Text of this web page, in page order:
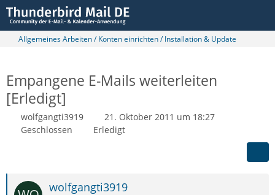
Allgemeines Arbeiten / Konten einrichten / Installation & Update
Empangene E-Mails weiterleiten
[Erledigt]
wolfgangti3919
21. Oktober 2011 um 18:27
Geschlossen
Erledigt
wolfgangti3919